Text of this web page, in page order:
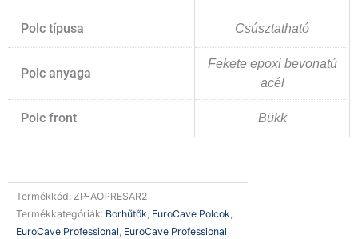
Polc típusa Csúsztatható
Polc anyaga
Fekete epoxi bevonatú
acél
Polc front Bükk
Termékkód: ZP-AOPRESAR2
Termékkategóriák: Borhűtők, EuroCave Polcok,
EuroCave Professional, EuroCave Professional